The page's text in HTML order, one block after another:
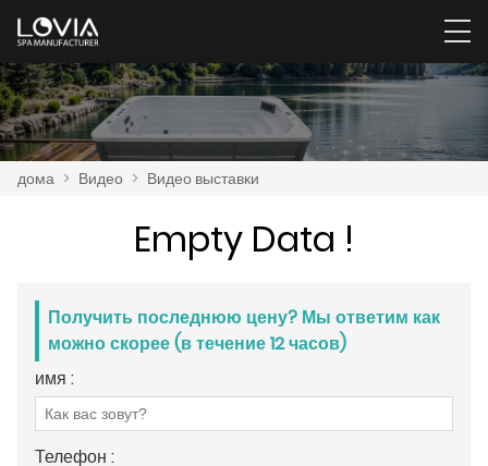
дома > Видео > Видео выставки
Empty Data !
Получить последнюю цену? Мы ответим как
можно скорее (в течение 12 часов)
имя :
Телефон :